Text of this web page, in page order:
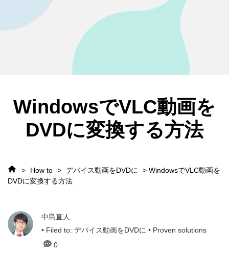
WindowsでVLC動画を
DVDに変換する方法
> How to > デバイス動画をDVDに
> WindowsでVLC動画を
DVDに変換する方法
中島直人
• Filed to: デバイス動画をDVDに • Proven solutions
0